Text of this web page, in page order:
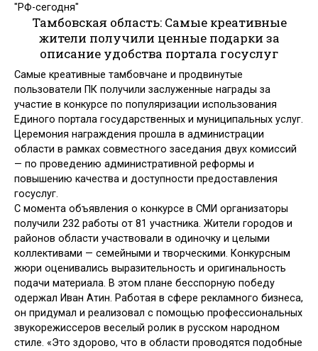
"РФ-сегодня"
Тамбовская область: Самые креативные
жители получили ценные подарки за
описание удобства портала госуслуг
Самые креативные тамбовчане и продвинутые
пользователи ПК получили заслуженные награды за
участие в конкурсе по популяризации использования
Единого портала государственных и муниципальных услуг.
Церемония награждения прошла в администрации
области в рамках совместного заседания двух комиссий
— по проведению административной реформы и
повышению качества и доступности предоставления
госуслуг.
С момента объявления о конкурсе в СМИ организаторы
получили 232 работы от 81 участника. Жители городов и
районов области участвовали в одиночку и целыми
коллективами — семейными и творческими. Конкурсным
жюри оценивались выразительность и оригинальность
подачи материала. В этом плане бесспорную победу
одержал Иван Атин. Работая в сфере рекламного бизнеса,
он придумал и реализовал с помощью профессиональных
звукорежиссеров веселый ролик в русском народном
стиле. «Это здорово, что в области проводятся подобные